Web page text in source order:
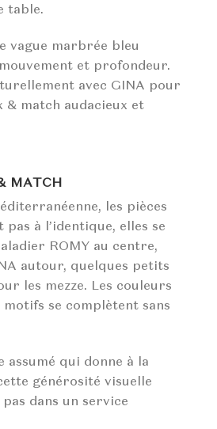
table.
vague marbrée bleu
et profondeur.
avec GINA pour
& match audacieux et
MATCH
les pièces
pas à l’identique, elles se
ROMY au centre,
autour, quelques petits
les mezze. Les couleurs
motifs se complètent sans
assumé qui donne à la
générosité visuelle
dans un service